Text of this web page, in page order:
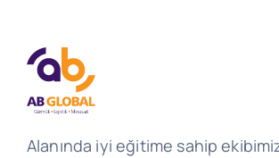
Alanında iyi eğitime sahip